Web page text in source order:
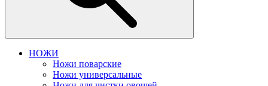
НОЖИ
Ножи поварские
Ножи универсальные